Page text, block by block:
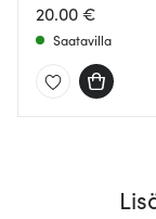
Beige
20.00 €
Saatavilla